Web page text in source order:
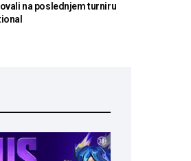
na poslednjem turniru